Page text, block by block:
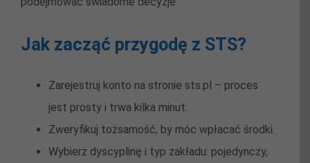
Jak zacząć przygodę z STS?
Zarejestruj konto na stronie sts.pl – proces
jest prosty i trwa kilka minut.
Zweryfikuj tożsamość, by móc wpłacać środki.
Wybierz dyscyplinę i typ zakładu: pojedynczy,